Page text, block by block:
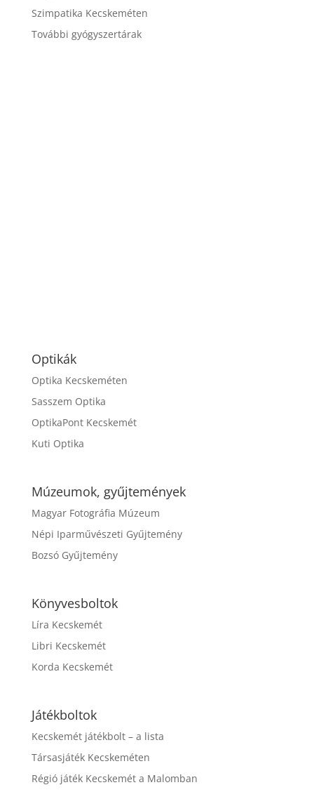
Szimpatika Kecskeméten
További gyógyszertárak
Optikák
Optika Kecskeméten
Sasszem Optika
OptikaPont Kecskemét
Kuti Optika
Múzeumok, gyűjtemények
Magyar Fotográfia Múzeum
Népi Iparművészeti Gyűjtemény
Bozsó Gyűjtemény
Könyvesboltok
Líra Kecskemét
Libri Kecskemét
Korda Kecskemét
Játékboltok
Kecskemét játékbolt – a lista
Társasjáték Kecskeméten
Régió játék Kecskemét a Malomban